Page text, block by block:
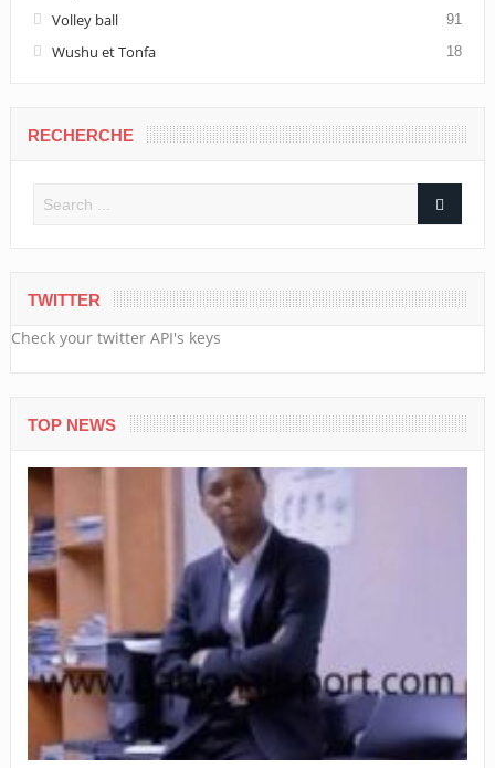
Volley ball 91
Wushu et Tonfa 18
RECHERCHE
TWITTER
Check your twitter API's keys
TOP NEWS